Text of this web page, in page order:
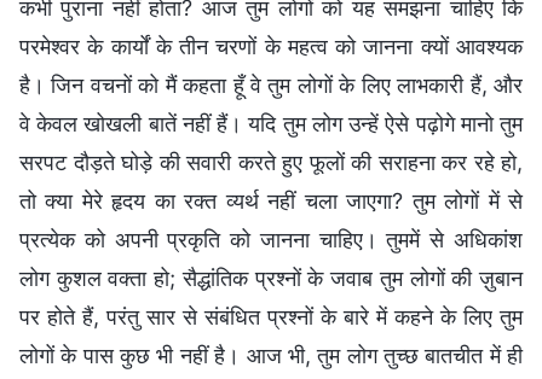
कभी पुराना नहीं होता? आज तुम लोगों को यह समझना चाहिए कि
परमेश्वर के कार्यों के तीन चरणों के महत्व को जानना क्यों आवश्यक
है। जिन वचनों को मैं कहता हूँ वे तुम लोगों के लिए लाभकारी हैं, और
वे केवल खोखली बातें नहीं हैं। यदि तुम लोग उन्हें ऐसे पढ़ोगे मानो तुम
सरपट दौड़ते घोड़े की सवारी करते हुए फूलों की सराहना कर रहे हो,
तो क्या मेरे हृदय का रक्त व्यर्थ नहीं चला जाएगा? तुम लोगों में से
प्रत्येक को अपनी प्रकृति को जानना चाहिए। तुममें से अधिकांश
लोग कुशल वक्ता हो; सैद्धांतिक प्रश्नों के जवाब तुम लोगों की ज़ुबान
पर होते हैं, परंतु सार से संबंधित प्रश्नों के बारे में कहने के लिए तुम
लोगों के पास कुछ भी नहीं है। आज भी, तुम लोग तुच्छ बातचीत में ही